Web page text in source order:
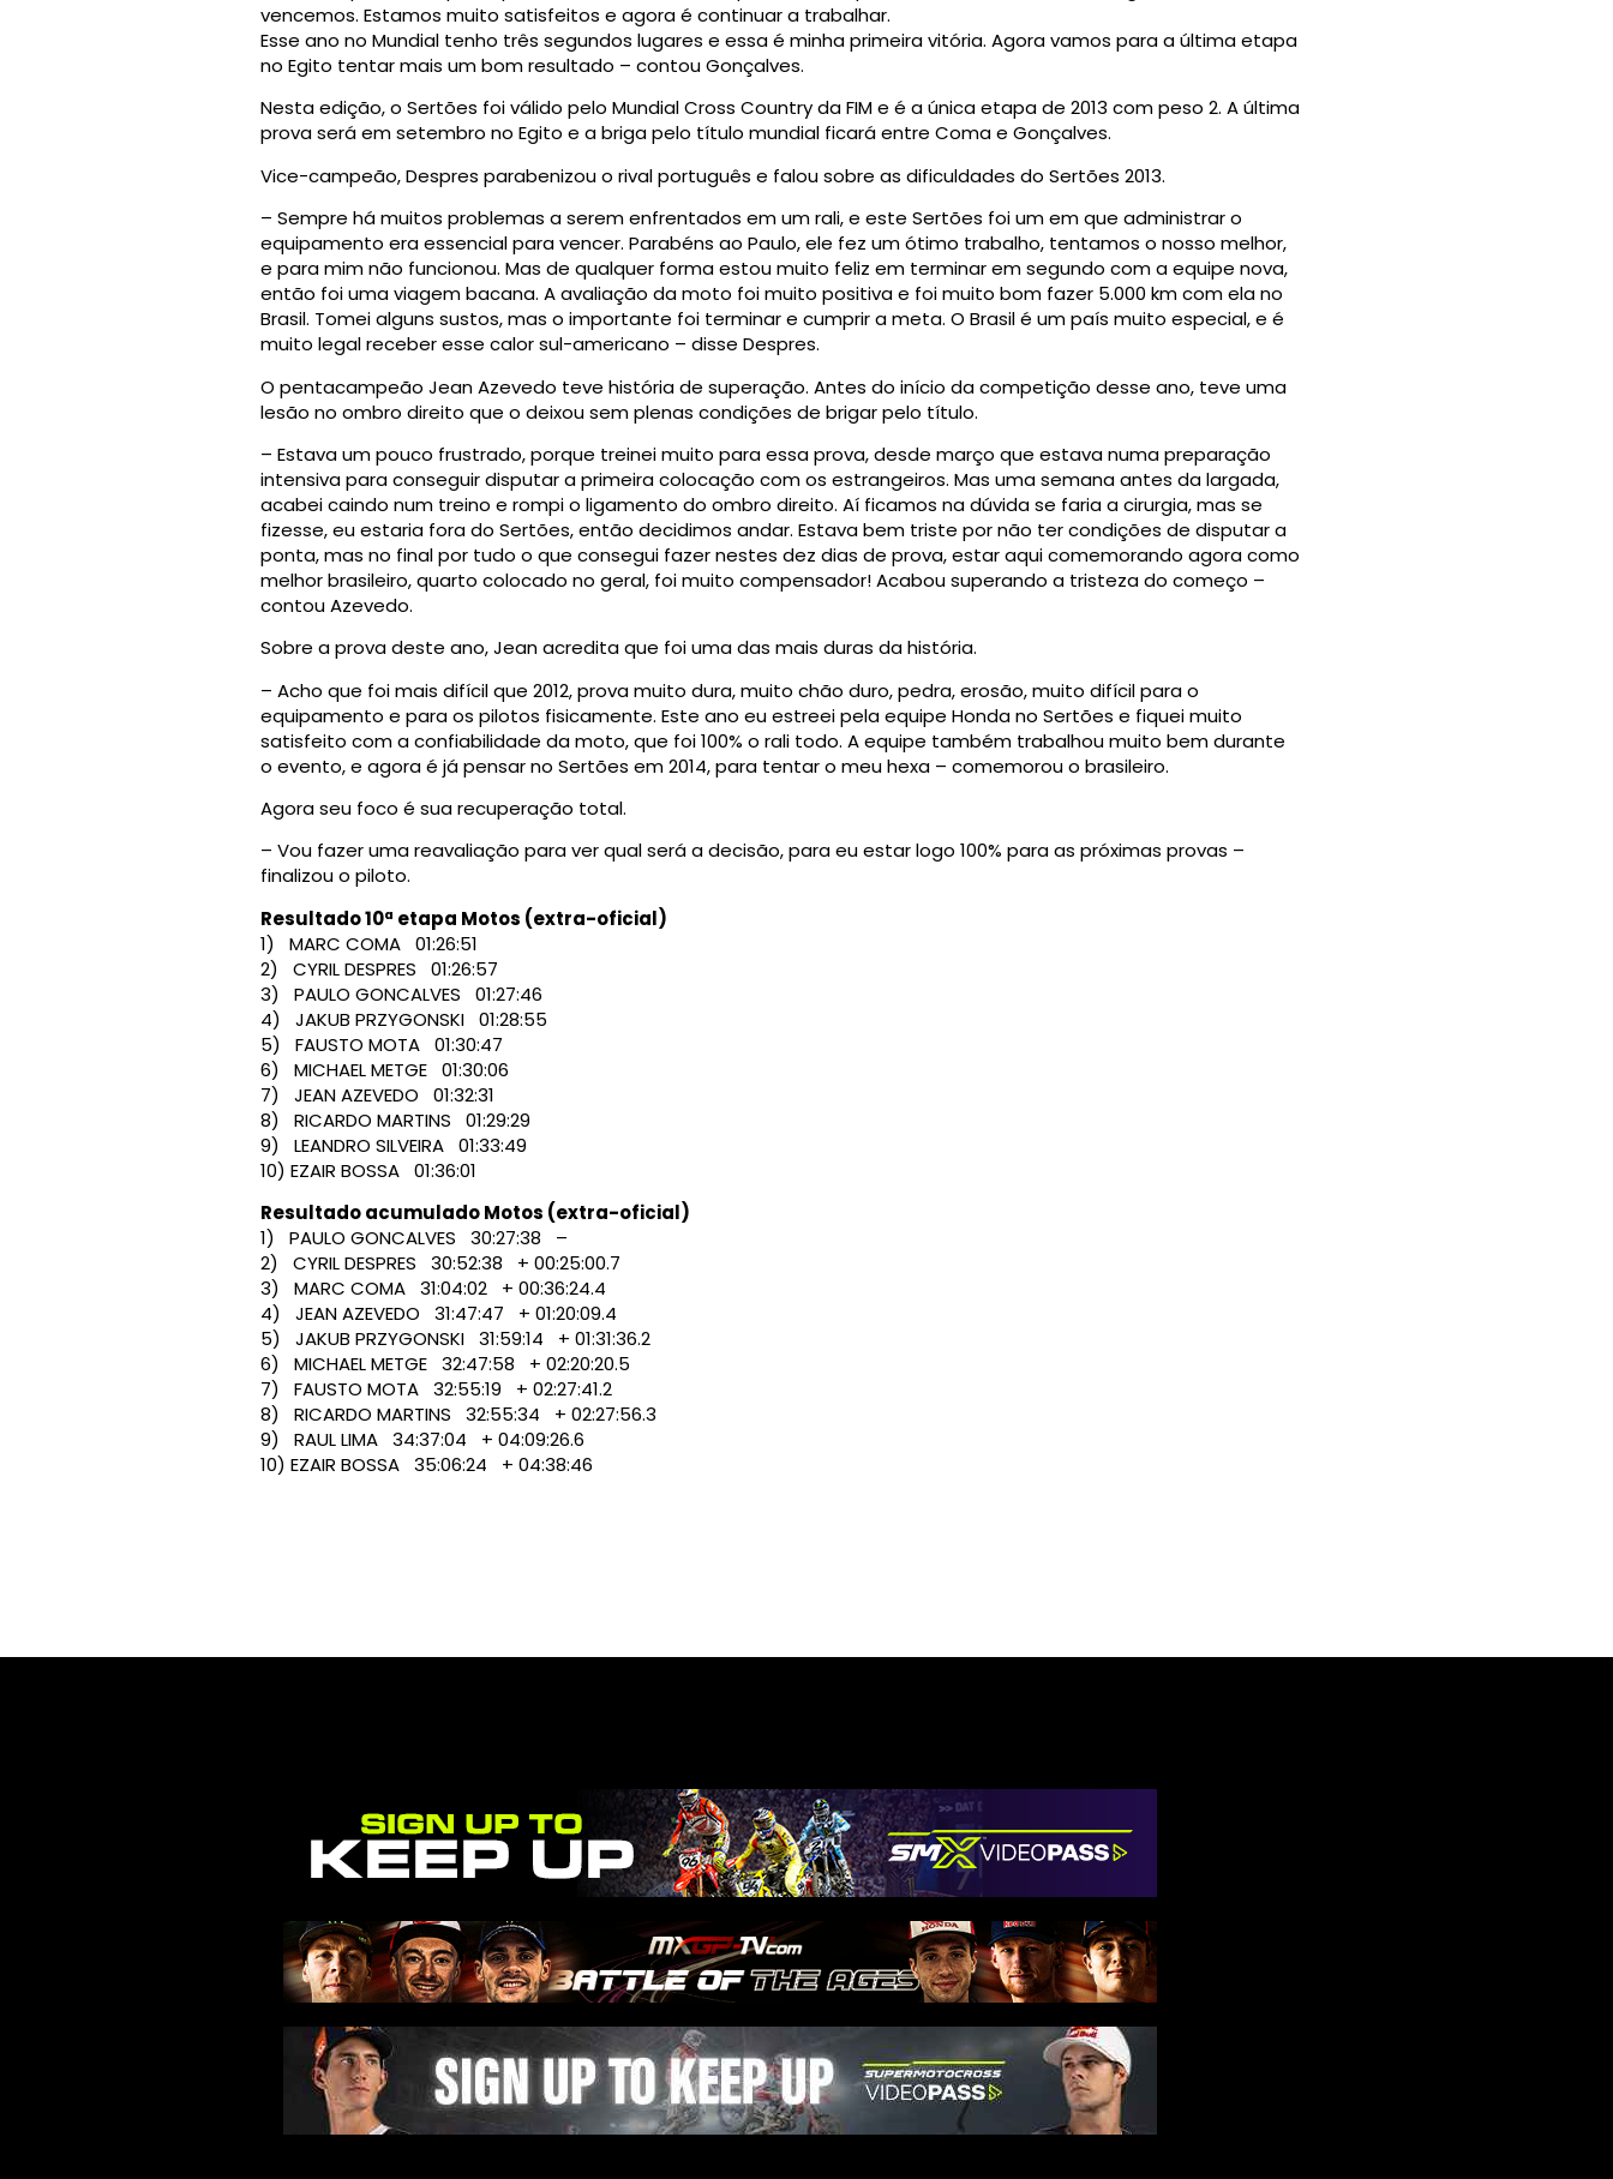
vencemos. Estamos muito satisfeitos e agora é continuar a trabalhar.
Esse ano no Mundial tenho três segundos lugares e essa é minha primeira vitória. Agora vamos para a última etapa
no Egito tentar mais um bom resultado – contou Gonçalves.
Nesta edição, o Sertões foi válido pelo Mundial Cross Country da FIM e é a única etapa de 2013 com peso 2. A última
prova será em setembro no Egito e a briga pelo título mundial ficará entre Coma e Gonçalves.
Vice-campeão, Despres parabenizou o rival português e falou sobre as dificuldades do Sertões 2013.
– Sempre há muitos problemas a serem enfrentados em um rali, e este Sertões foi um em que administrar o
equipamento era essencial para vencer. Parabéns ao Paulo, ele fez um ótimo trabalho, tentamos o nosso melhor,
e para mim não funcionou. Mas de qualquer forma estou muito feliz em terminar em segundo com a equipe nova,
então foi uma viagem bacana. A avaliação da moto foi muito positiva e foi muito bom fazer 5.000 km com ela no
Brasil. Tomei alguns sustos, mas o importante foi terminar e cumprir a meta. O Brasil é um país muito especial, e é
muito legal receber esse calor sul-americano – disse Despres.
O pentacampeão Jean Azevedo teve história de superação. Antes do início da competição desse ano, teve uma
lesão no ombro direito que o deixou sem plenas condições de brigar pelo título.
– Estava um pouco frustrado, porque treinei muito para essa prova, desde março que estava numa preparação
intensiva para conseguir disputar a primeira colocação com os estrangeiros. Mas uma semana antes da largada,
acabei caindo num treino e rompi o ligamento do ombro direito. Aí ficamos na dúvida se faria a cirurgia, mas se
fizesse, eu estaria fora do Sertões, então decidimos andar. Estava bem triste por não ter condições de disputar a
ponta, mas no final por tudo o que consegui fazer nestes dez dias de prova, estar aqui comemorando agora como
melhor brasileiro, quarto colocado no geral, foi muito compensador! Acabou superando a tristeza do começo –
contou Azevedo.
Sobre a prova deste ano, Jean acredita que foi uma das mais duras da história.
– Acho que foi mais difícil que 2012, prova muito dura, muito chão duro, pedra, erosão, muito difícil para o
equipamento e para os pilotos fisicamente. Este ano eu estreei pela equipe Honda no Sertões e fiquei muito
satisfeito com a confiabilidade da moto, que foi 100% o rali todo. A equipe também trabalhou muito bem durante
o evento, e agora é já pensar no Sertões em 2014, para tentar o meu hexa – comemorou o brasileiro.
Agora seu foco é sua recuperação total.
– Vou fazer uma reavaliação para ver qual será a decisão, para eu estar logo 100% para as próximas provas –
finalizou o piloto.
Resultado 10ª etapa Motos (extra-oficial)
1) MARC COMA 01:26:51
2) CYRIL DESPRES 01:26:57
3) PAULO GONCALVES 01:27:46
4) JAKUB PRZYGONSKI 01:28:55
5) FAUSTO MOTA 01:30:47
6) MICHAEL METGE 01:30:06
7) JEAN AZEVEDO 01:32:31
8) RICARDO MARTINS 01:29:29
9) LEANDRO SILVEIRA 01:33:49
10) EZAIR BOSSA 01:36:01
Resultado acumulado Motos (extra-oficial)
1) PAULO GONCALVES 30:27:38 –
2) CYRIL DESPRES 30:52:38 + 00:25:00.7
3) MARC COMA 31:04:02 + 00:36:24.4
4) JEAN AZEVEDO 31:47:47 + 01:20:09.4
5) JAKUB PRZYGONSKI 31:59:14 + 01:31:36.2
6) MICHAEL METGE 32:47:58 + 02:20:20.5
7) FAUSTO MOTA 32:55:19 + 02:27:41.2
8) RICARDO MARTINS 32:55:34 + 02:27:56.3
9) RAUL LIMA 34:37:04 + 04:09:26.6
10) EZAIR BOSSA 35:06:24 + 04:38:46